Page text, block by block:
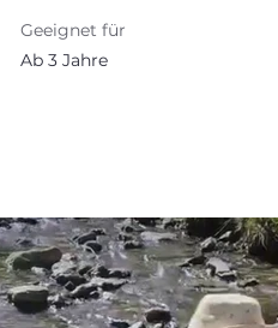
Geeignet für
Ab 3 Jahre